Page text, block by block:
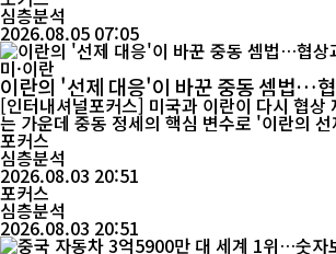
주변국들의...
심층분석
2026.08.05 07:05
이란의 '선제 대응'이 바꾼 중동 셈법…
길에 선 미·이란
[인터내셔널포커스] 미국과 이란이 다시 협상
는 가운데 중동 정세의 핵심 변수로 '이란의
있다. 최근 미국이 검토했던 대규모 군사행동
법을 모색하는 움직임을 보이면서 국제유가도
다. 그러나 표면적인 긴장 완화와 달리 중동의
이전과 다른 국면으로 접어들고 있다는 관측이 나온다. 이
가...
포커스
심층분석
2026.08.03 20:51
포커스
심층분석
2026.08.03 20:51